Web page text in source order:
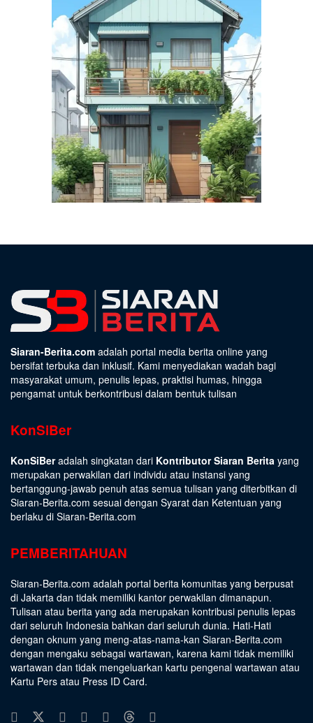
Siaran-Berita.com adalah portal media berita online yang
bersifat terbuka dan inklusif. Kami menyediakan wadah bagi
masyarakat umum, penulis lepas, praktisi humas, hingga
pengamat untuk berkontribusi dalam bentuk tulisan
KonSiBer
KonSiBeradalah singkatan dari Kontributor Siaran Berita yang
merupakan perwakilan dari individu atau instansi yang
bertanggung-jawab penuh atas semua tulisan yang diterbitkan di
Siaran-Berita.com sesuai dengan Syarat dan Ketentuan yang
berlaku di Siaran-Berita.com
PEMBERITAHUAN
Siaran-Berita.com adalah portal berita komunitas yang berpusat
di Jakarta dan tidak memiliki kantor perwakilan dimanapun.
Tulisan atau berita yang ada merupakan kontribusi penulis lepas
dari seluruh Indonesia bahkan dari seluruh dunia. Hati-Hati
dengan oknum yang meng-atas-nama-kan Siaran-Berita.com
dengan mengaku sebagai wartawan, karena kami tidak memiliki
wartawan dan tidak mengeluarkan kartu pengenal wartawan atau
Kartu Pers atau Press ID Card.